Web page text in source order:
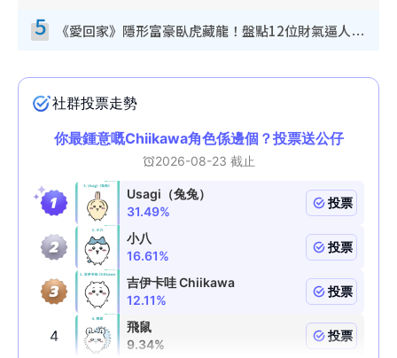
5 《愛回家》隱形富豪臥虎藏龍！盤點12位財氣逼人的有錢藝人：呢位靚女3億身家唔憂做